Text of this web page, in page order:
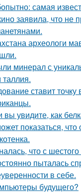
самая
заявила, что не
археологи
минерал с
ставит точку
вы увидите, как
показаться, что
что с
пыталась
в себе.
будущего?